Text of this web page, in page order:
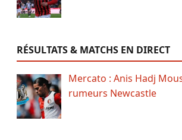
RÉSULTATS & MATCHS EN DIRECT
Mercato : Anis Hadj
rumeurs Newcastle